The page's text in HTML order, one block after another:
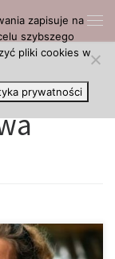
zapisuje na
szybszego
pliki cookies w
prywatności